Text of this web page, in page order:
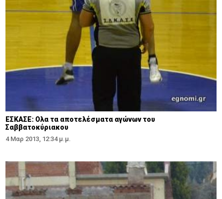
ΕΣΚΑΣΕ: Ολα τα αποτελέσματα αγώνων του
Σαββατοκύριακου
4 Μαρ 2013, 12:34 μ.μ.